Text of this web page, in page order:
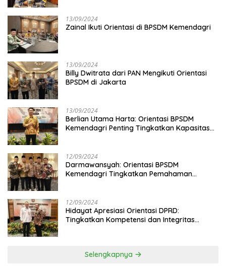
13/09/2024
Zainal Ikuti Orientasi di BPSDM Kemendagri
13/09/2024
Billy Dwitrata dari PAN Mengikuti Orientasi
BPSDM di Jakarta
13/09/2024
Berlian Utama Harta: Orientasi BPSDM
Kemendagri Penting Tingkatkan Kapasitas
12/09/2024
Darmawansyah: Orientasi BPSDM
Kemendagri Tingkatkan Pemahaman
12/09/2024
Hidayat Apresiasi Orientasi DPRD:
Tingkatkan Kompetensi dan Integritas
Selengkapnya